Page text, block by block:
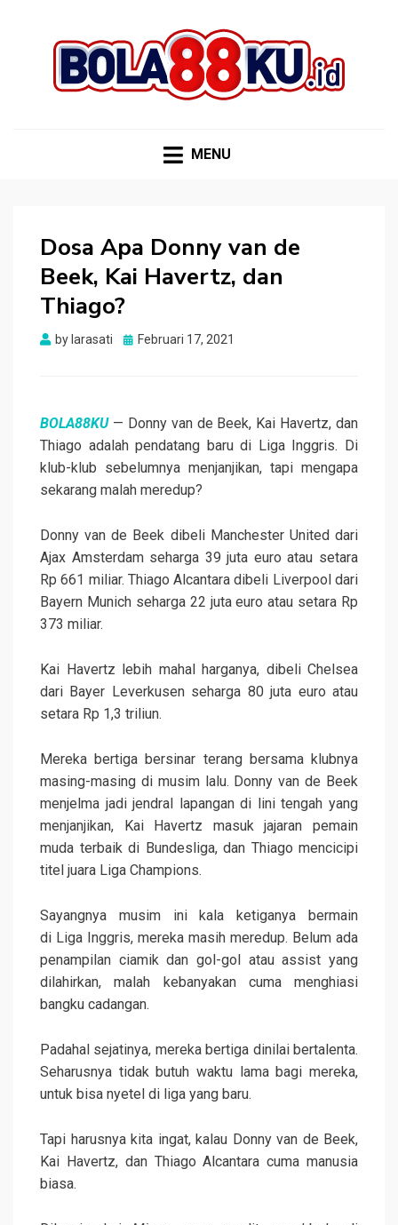
MENU
Dosa Apa Donny van de
Beek, Kai Havertz, dan
Thiago?
by larasati
Posted
Februari 17, 2021
BOLA88KU— Donny van de Beek, Kai Havertz, dan
Thiago adalah pendatang baru di Liga Inggris. Di
klub-klub sebelumnya menjanjikan, tapi mengapa
sekarang malah meredup?
Donny van de Beek dibeli Manchester United dari
Ajax Amsterdam seharga 39 juta euro atau setara
Rp 661 miliar. Thiago Alcantara dibeli Liverpool dari
Bayern Munich seharga 22 juta euro atau setara Rp
373 miliar.
Kai Havertz lebih mahal harganya, dibeli Chelsea
dari Bayer Leverkusen seharga 80 juta euro atau
setara Rp 1,3 triliun.
Mereka bertiga bersinar terang bersama klubnya
masing-masing di musim lalu. Donny van de Beek
menjelma jadi jendral lapangan di lini tengah yang
menjanjikan, Kai Havertz masuk jajaran pemain
muda terbaik di Bundesliga, dan Thiago mencicipi
titel juara Liga Champions.
Sayangnya musim ini kala ketiganya bermain
di Liga Inggris, mereka masih meredup. Belum ada
penampilan ciamik dan gol-gol atau assist yang
dilahirkan, malah kebanyakan cuma menghiasi
bangku cadangan.
Padahal sejatinya, mereka bertiga dinilai bertalenta.
Seharusnya tidak butuh waktu lama bagi mereka,
untuk bisa nyetel di liga yang baru.
Tapi harusnya kita ingat, kalau Donny van de Beek,
Kai Havertz, dan Thiago Alcantara cuma manusia
biasa.